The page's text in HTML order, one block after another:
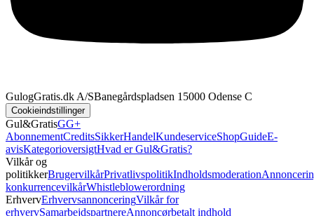
GulogGratis.dk A/SBanegårdspladsen 1 5000 Odense C
Cookieindstillinger
Gul&GratisGG+
AbonnementCreditsSikkerHandelKundeserviceShopGuideE-
avisKategorioversigtHvad er Gul&Gratis?
Vilkår og
politikkerBrugervilkårPrivatlivspolitikIndholdsmoderation
konkurrencevilkårWhistleblowerordning
ErhvervErhvervsannonceringVilkår for
erhvervSamarbejdspartnereAnnoncørbetalt indhold